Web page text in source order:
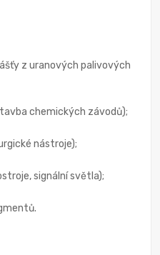
z uranových palivových
chemických závodů);
nástroje);
signální světla);